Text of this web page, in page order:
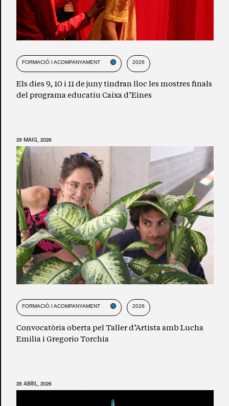
FORMACIÓ I ACOMPANYAMENT 2026
Els dies 9, 10 i 11 de juny tindran lloc les mostres finals
del programa educatiu Caixa d’Eines
29 MAIG, 2026
FORMACIÓ I ACOMPANYAMENT 2026
Convocatòria oberta pel Taller d’Artista amb Lucha
Emilia i Gregorio Torchia
28 ABRIL, 2026